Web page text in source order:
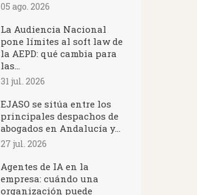
05 ago. 2026
La Audiencia Nacional
pone límites al soft law de
la AEPD: qué cambia para
las...
31 jul. 2026
EJASO se sitúa entre los
principales despachos de
abogados en Andalucía y...
27 jul. 2026
Agentes de IA en la
empresa: cuándo una
organización puede